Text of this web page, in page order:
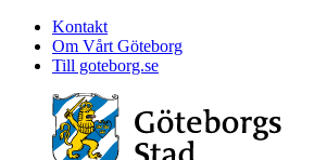
Kontakt
Om Vårt Göteborg
Till goteborg.se